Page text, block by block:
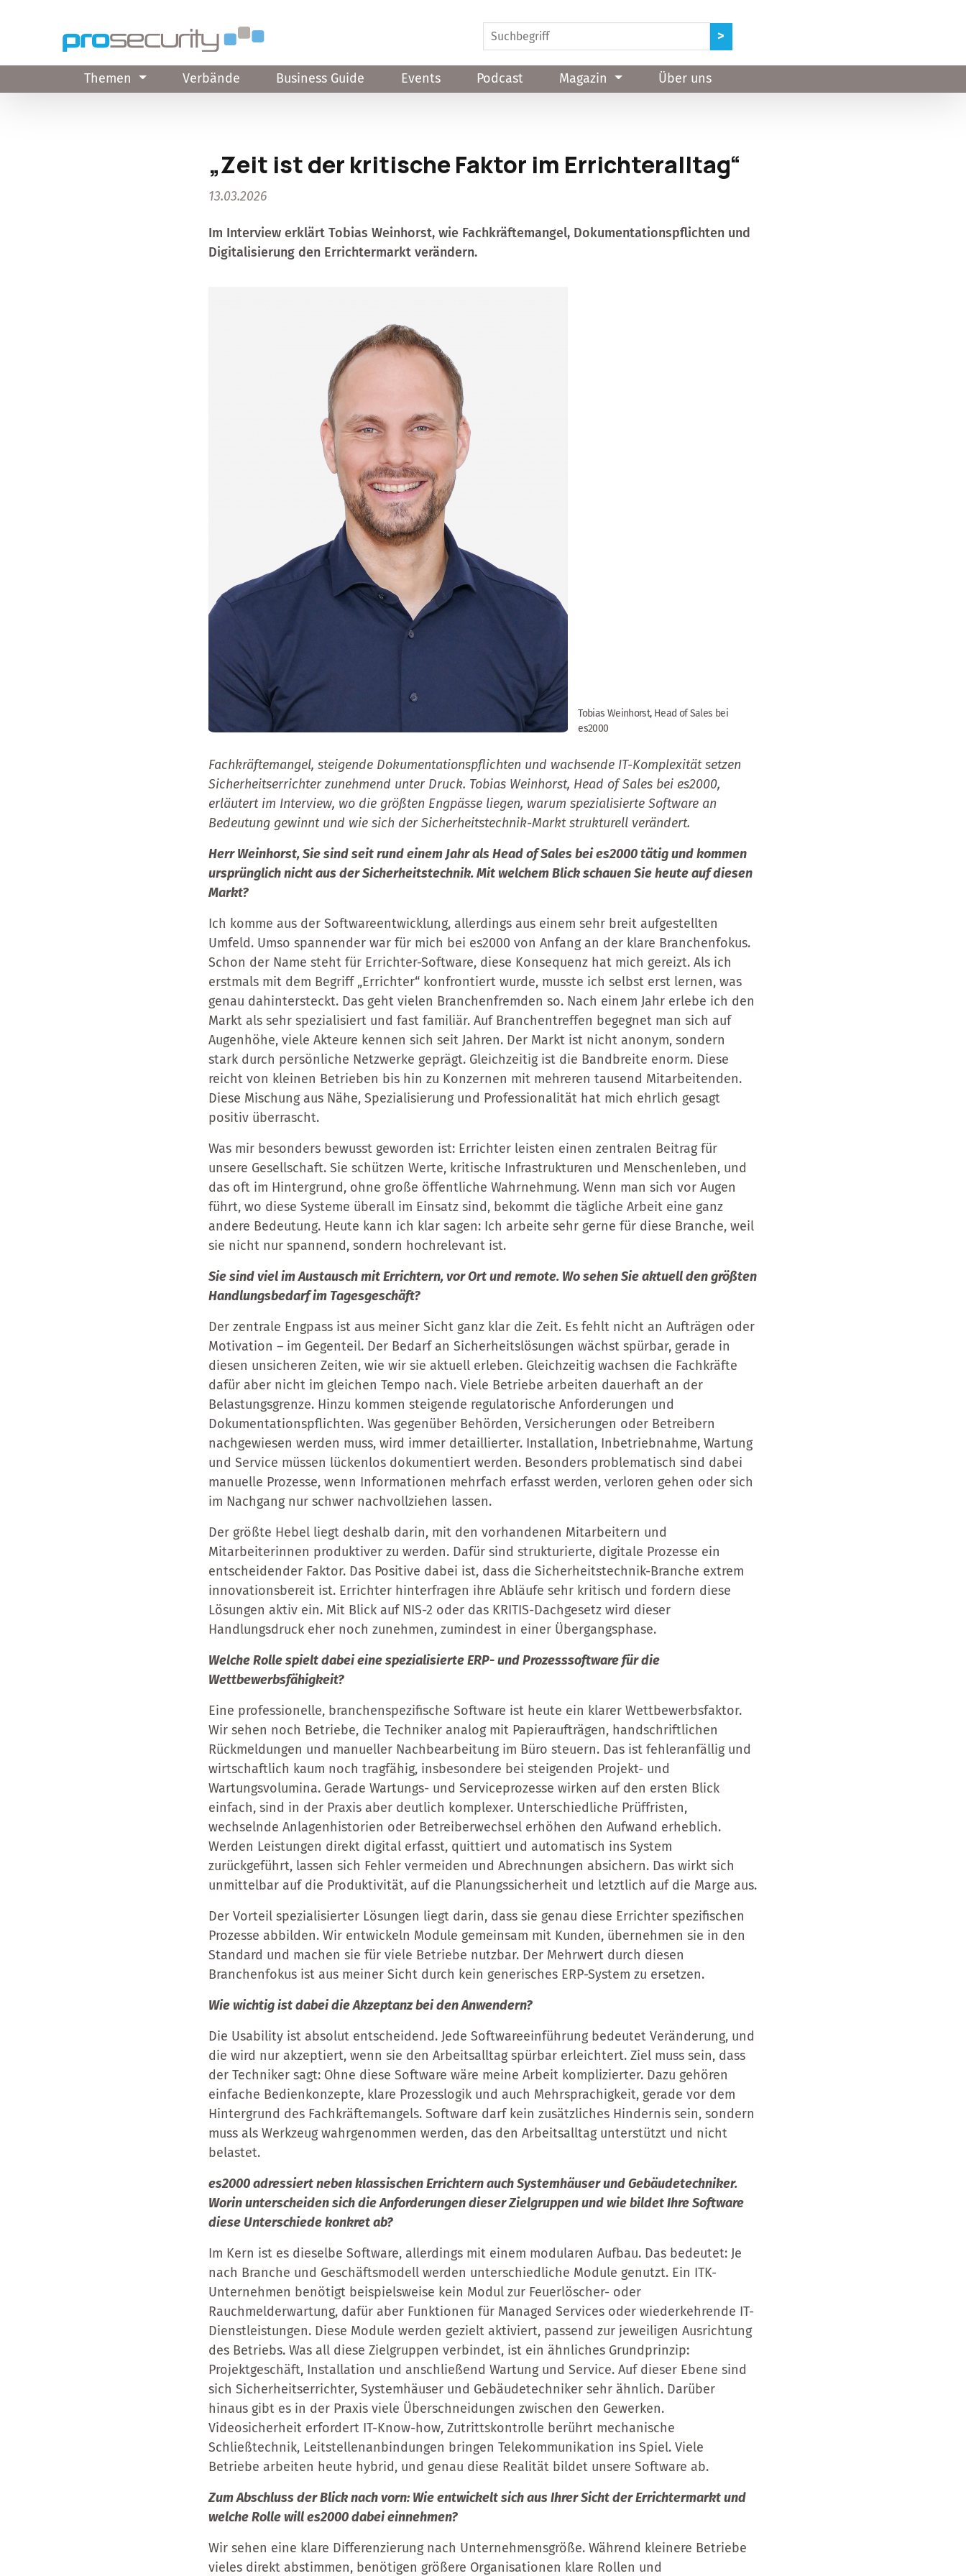
Themen Verbände Business Guide Events Podcast Magazin Über uns
„Zeit ist der kritische Faktor im Errichteralltag“
13.03.2026
Im Interview erklärtTobias Weinhorst, wie Fachkräftemangel, Dokumentationspflichten und
Digitalisierung den Errichtermarkt verändern.
Tobias Weinhorst, Head of Sales bei
es2000
Fachkräftemangel, steigende Dokumentationspflichten und wachsende IT-Komplexität setzen
Sicherheitserrichter zunehmend unter Druck. Tobias Weinhorst, Head of Sales bei es2000,
erläutert im Interview, wo die größten Engpässe liegen, warum spezialisierte Software an
Bedeutung gewinnt und wie sich der Sicherheitstechnik-Markt strukturell verändert.
Herr Weinhorst, Sie sind seit rund einem Jahr als Head of Sales bei es2000 tätig und kommen
ursprünglich nicht aus der Sicherheitstechnik. Mit welchem Blick schauen Sie heute auf diesen
Markt?
Ich komme aus der Softwareentwicklung, allerdings aus einem sehr breit aufgestellten
Umfeld. Umso spannender war für mich bei es2000 von Anfang an der klare Branchenfokus.
Schon der Name steht für Errichter-Software, diese Konsequenz hat mich gereizt. Als ich
erstmals mit dem Begriff „Errichter“ konfrontiert wurde, musste ich selbst erst lernen, was
genau dahintersteckt. Das geht vielen Branchenfremden so. Nach einem Jahr erlebe ich den
Markt als sehr spezialisiert und fast familiär. Auf Branchentreffen begegnet man sich auf
Augenhöhe, viele Akteure kennen sich seit Jahren. Der Markt ist nicht anonym, sondern
stark durch persönliche Netzwerke geprägt. Gleichzeitig ist die Bandbreite enorm. Diese
reicht von kleinen Betrieben bis hin zu Konzernen mit mehreren tausend Mitarbeitenden.
Diese Mischung aus Nähe, Spezialisierung und Professionalität hat mich ehrlich gesagt
positiv überrascht.
Was mir besonders bewusst geworden ist: Errichter leisten einen zentralen Beitrag für
unsere Gesellschaft. Sie schützen Werte, kritische Infrastrukturen und Menschenleben, und
das oft im Hintergrund, ohne große öffentliche Wahrnehmung. Wenn man sich vor Augen
führt, wo diese Systeme überall im Einsatz sind, bekommt die tägliche Arbeit eine ganz
andere Bedeutung. Heute kann ich klar sagen: Ich arbeite sehr gerne für diese Branche, weil
sie nicht nur spannend, sondern hochrelevant ist.
Sie sind viel im Austausch mit Errichtern, vor Ort und remote. Wo sehen Sie aktuell den größten
Handlungsbedarf im Tagesgeschäft?
Der zentrale Engpass ist aus meiner Sicht ganz klar die Zeit. Es fehlt nicht an Aufträgen oder
Motivation – im Gegenteil. Der Bedarf an Sicherheitslösungen wächst spürbar, gerade in
diesen unsicheren Zeiten, wie wir sie aktuell erleben. Gleichzeitig wachsen die Fachkräfte
dafür aber nicht im gleichen Tempo nach. Viele Betriebe arbeiten dauerhaft an der
Belastungsgrenze. Hinzu kommen steigende regulatorische Anforderungen und
Dokumentationspflichten. Was gegenüber Behörden, Versicherungen oder Betreibern
nachgewiesen werden muss, wird immer detaillierter. Installation, Inbetriebnahme, Wartung
und Service müssen lückenlos dokumentiert werden. Besonders problematisch sind dabei
manuelle Prozesse, wenn Informationen mehrfach erfasst werden, verloren gehen oder sich
im Nachgang nur schwer nachvollziehen lassen.
Der größte Hebel liegt deshalb darin, mit den vorhandenen Mitarbeitern und
Mitarbeiterinnen produktiver zu werden. Dafür sind strukturierte, digitale Prozesse ein
entscheidender Faktor. Das Positive dabei ist, dass die Sicherheitstechnik-Branche extrem
innovationsbereit ist. Errichter hinterfragen ihre Abläufe sehr kritisch und fordern diese
Lösungen aktiv ein. Mit Blick auf NIS-2 oder das KRITIS-Dachgesetz wird dieser
Handlungsdruck eher noch zunehmen, zumindest in einer Übergangsphase.
Welche Rolle spielt dabei eine spezialisierte ERP- und Prozesssoftware für die
Wettbewerbsfähigkeit?
Eine professionelle, branchenspezifische Software ist heute ein klarer Wettbewerbsfaktor.
Wir sehen noch Betriebe, die Techniker analog mit Papieraufträgen, handschriftlichen
Rückmeldungen und manueller Nachbearbeitung im Büro steuern. Das ist fehleranfällig und
wirtschaftlich kaum noch tragfähig, insbesondere bei steigenden Projekt- und
Wartungsvolumina. Gerade Wartungs- und Serviceprozesse wirken auf den ersten Blick
einfach, sind in der Praxis aber deutlich komplexer. Unterschiedliche Prüffristen,
wechselnde Anlagenhistorien oder Betreiberwechsel erhöhen den Aufwand erheblich.
Werden Leistungen direkt digital erfasst, quittiert und automatisch ins System
zurückgeführt, lassen sich Fehler vermeiden und Abrechnungen absichern. Das wirkt sich
unmittelbar auf die Produktivität, auf die Planungssicherheit und letztlich auf die Marge aus.
Der Vorteil spezialisierter Lösungen liegt darin, dass sie genau diese Errichter spezifischen
Prozesse abbilden. Wir entwickeln Module gemeinsam mit Kunden, übernehmen sie in den
Standard und machen sie für viele Betriebe nutzbar. Der Mehrwert durch diesen
Branchenfokus ist aus meiner Sicht durch kein generisches ERP-System zu ersetzen.
Wie wichtig ist dabei die Akzeptanz bei den Anwendern?
Die Usability ist absolut entscheidend. Jede Softwareeinführung bedeutet Veränderung, und
die wird nur akzeptiert, wenn sie den Arbeitsalltag spürbar erleichtert. Ziel muss sein, dass
der Techniker sagt: Ohne diese Software wäre meine Arbeit komplizierter. Dazu gehören
einfache Bedienkonzepte, klare Prozesslogik und auch Mehrsprachigkeit, gerade vor dem
Hintergrund des Fachkräftemangels. Software darf kein zusätzliches Hindernis sein, sondern
muss als Werkzeug wahrgenommen werden, das den Arbeitsalltag unterstützt und nicht
belastet.
es2000 adressiert neben klassischen Errichtern auch Systemhäuser und Gebäudetechniker.
Worin unterscheiden sich die Anforderungen dieser Zielgruppen und wie bildet Ihre Software
diese Unterschiede konkret ab?
Im Kern ist es dieselbe Software, allerdings mit einem modularen Aufbau. Das bedeutet: Je
nach Branche und Geschäftsmodell werden unterschiedliche Module genutzt. Ein ITK-
Unternehmen benötigt beispielsweise kein Modul zur Feuerlöscher- oder
Rauchmelderwartung, dafür aber Funktionen für Managed Services oder wiederkehrende IT-
Dienstleistungen. Diese Module werden gezielt aktiviert, passend zur jeweiligen Ausrichtung
des Betriebs. Was all diese Zielgruppen verbindet, ist ein ähnliches Grundprinzip:
Projektgeschäft, Installation und anschließend Wartung und Service. Auf dieser Ebene sind
sich Sicherheitserrichter, Systemhäuser und Gebäudetechniker sehr ähnlich. Darüber
hinaus gibt es in der Praxis viele Überschneidungen zwischen den Gewerken.
Videosicherheit erfordert IT-Know-how, Zutrittskontrolle berührt mechanische
Schließtechnik, Leitstellenanbindungen bringen Telekommunikation ins Spiel. Viele
Betriebe arbeiten heute hybrid, und genau diese Realität bildet unsere Software ab.
Zum Abschluss der Blick nach vorn: Wie entwickelt sich aus Ihrer Sicht der Errichtermarkt und
welche Rolle will es2000 dabei einnehmen?
Wir sehen eine klare Differenzierung nach Unternehmensgröße. Während kleinere Betriebe
vieles direkt abstimmen, benötigen größere Organisationen klare Rollen und